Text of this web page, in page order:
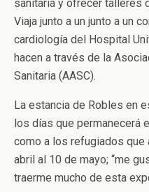
sanitaria y ofrecer talleres
Viaja junto a un junto a un
cardiología del Hospital
hacen a través de la
Sanitaria (AASC).
La estancia de Robles en
los días que permanecerá
como a los refugiados que
abril al 10 de mayo; “me
traerme mucho de esta